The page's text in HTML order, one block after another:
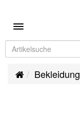
Toggle navigation
Bekleidung